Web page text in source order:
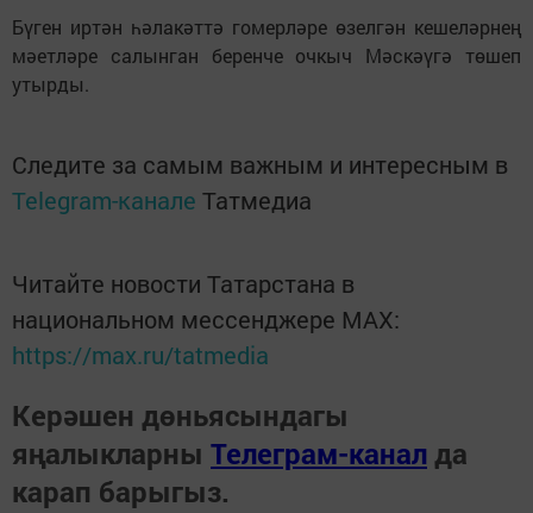
Бүген иртән һәлакәттә гомерләре өзелгән кешеләрнең
мәетләре салынган беренче очкыч Мәскәүгә төшеп
утырды.
Следите за самым важным и интересным в
Telegram-канале Татмедиа
Читайте новости Татарстана в
национальном мессенджере MАХ:
https://max.ru/tatmedia
Керәшен дөньясындагы
яңалыкларны Телеграм-канал да
карап барыгыз.